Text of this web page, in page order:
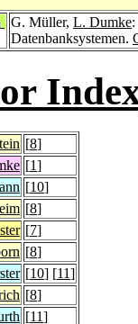
G. Müller, L. Dumke
Datenbanksystemen.
[8]
[1]
[10]
[8]
[7]
[8]
[10] [11]
[8]
[11]